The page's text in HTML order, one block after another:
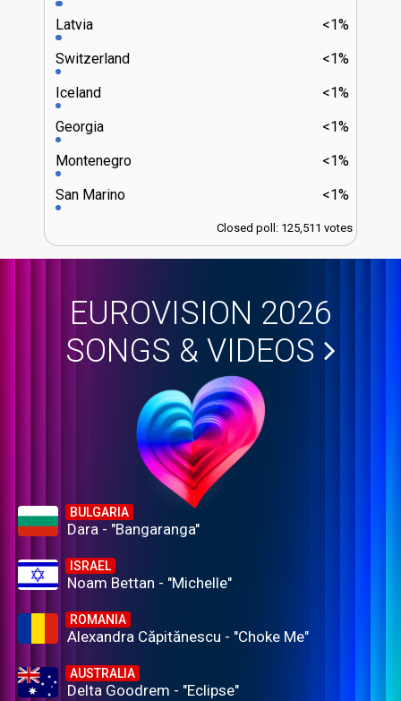
<1%
Latvia
<1%
Switzerland
<1%
Iceland
<1%
Georgia
<1%
Montenegro
<1%
San Marino
Closed poll: 125,511 votes
EUROVISION 2026
SONGS & VIDEOS
BULGARIA
Dara - "Bangaranga"
ISRAEL
Noam Bettan - "Michelle"
ROMANIA
Alexandra Căpitănescu - "Choke Me"
AUSTRALIA
Delta Goodrem - "Eclipse"